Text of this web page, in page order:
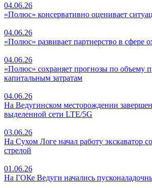
04.06.26
«Полюс» консервативно оценивает
04.06.26
«Полюс» развивает партнерство в сфере
04.06.26
«Полюс» сохраняет прогнозы по объему
капитальным затратам
04.06.26
На Ведугинском месторождении
выделенной сети LTE/5G
03.06.26
На Сухом Логе начал работу экскаватор
стрелой
01.06.26
На ГОКе Ведуги начались